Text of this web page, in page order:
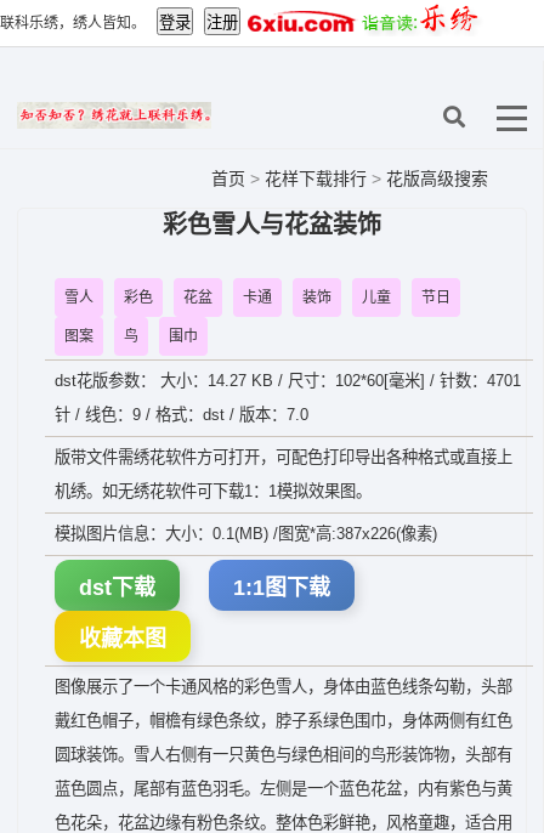
联科乐绣，绣人皆知。
首页 > 花样下载排行 > 花版高级搜索
彩色雪人与花盆装饰
雪人 彩色 花盆 卡通 装饰 儿童 节日
图案 鸟 围巾
dst花版参数： 大小：14.27 KB / 尺寸：102*60[毫米] / 针数：4701
针 / 线色：9 / 格式：dst / 版本：7.0
版带文件需绣花软件方可打开，可配色打印导出各种格式或直接上
机绣。如无绣花软件可下载1：1模拟效果图。
模拟图片信息：大小：0.1(MB) /图宽*高:387x226(像素)
dst下载 1:1图下载
收藏本图
图像展示了一个卡通风格的彩色雪人，身体由蓝色线条勾勒，头部
戴红色帽子，帽檐有绿色条纹，脖子系绿色围巾，身体两侧有红色
圆球装饰。雪人右侧有一只黄色与绿色相间的鸟形装饰物，头部有
蓝色圆点，尾部有蓝色羽毛。左侧是一个蓝色花盆，内有紫色与黄
色花朵，花盆边缘有粉色条纹。整体色彩鲜艳，风格童趣，适合用